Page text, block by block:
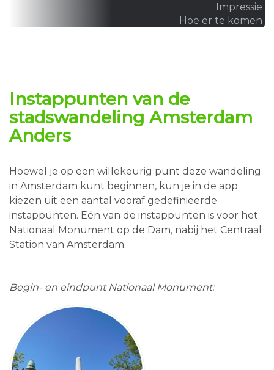
Impressie
Hoe er te komen
Instappunten van de
stadswandeling Amsterdam
Anders
Hoewel je op een willekeurig punt deze wandeling
in Amsterdam kunt beginnen, kun je in de app
kiezen uit een aantal vooraf gedefinieerde
instappunten. Eén van de instappunten is voor het
Nationaal Monument op de Dam, nabij het Centraal
Station van Amsterdam.
Begin- en eindpunt Nationaal Monument: